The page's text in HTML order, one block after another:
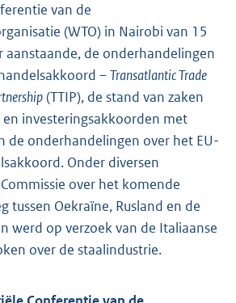
van de
(WTO) in Nairobi van 15
aanstaande, de onderhandelingen
–Transatlantic Trade
(TTIP), de stand van zaken
investeringsakkoorden met
de onderhandelingen over het EU-
Onder diversen
over het komende
tussen Oekraïne, Rusland en de
werd op verzoek van de Italiaanse
over de staalindustrie.